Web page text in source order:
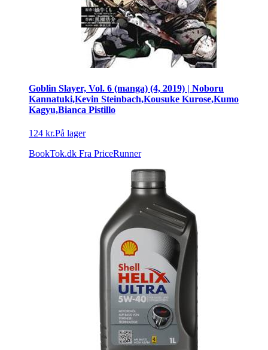
Goblin Slayer, Vol. 6 (manga) (4, 2019) | Noboru
Kannatuki,Kevin Steinbach,Kousuke Kurose,Kumo
Kagyu,Bianca Pistillo
124 kr.På lager
BookTok.dk Fra PriceRunner